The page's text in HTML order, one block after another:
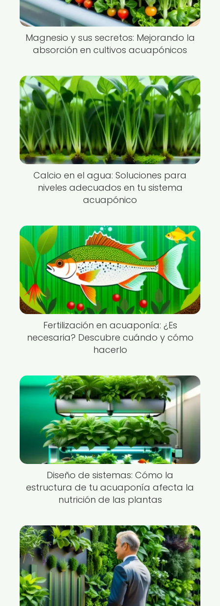
Magnesio y sus secretos: Mejorando la
absorción en cultivos acuapónicos
Calcio en el agua: Soluciones para
niveles adecuados en tu sistema
acuapónico
Fertilización en acuaponía: ¿Es
necesaria? Descubre cuándo y cómo
hacerlo
Diseño de sistemas: Cómo la
estructura de tu acuaponía afecta la
nutrición de las plantas